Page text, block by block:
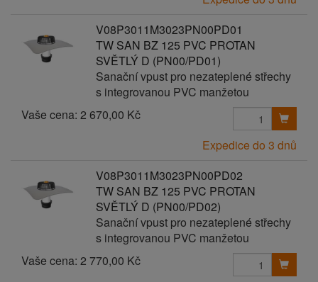
V08P3011M3023PN00PD01
TW SAN BZ 125 PVC PROTAN
SVĚTLÝ D (PN00/PD01)
Sanační vpust pro nezateplené střechy
s integrovanou PVC manžetou
Vaše cena: 2 670,00 Kč
Expedice do 3 dnů
V08P3011M3023PN00PD02
TW SAN BZ 125 PVC PROTAN
SVĚTLÝ D (PN00/PD02)
Sanační vpust pro nezateplené střechy
s integrovanou PVC manžetou
Vaše cena: 2 770,00 Kč